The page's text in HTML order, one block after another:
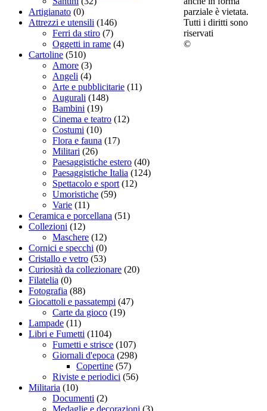
Artigianato (0)
Attrezzi e utensili (146)
Ferri da stiro (7)
Oggetti in rame (4)
Cartoline (510)
Amore (3)
Angeli (4)
Arte e pubblicitarie (11)
Augurali (148)
Bambini (19)
Cinema e teatro (12)
Costumi (10)
Flora e fauna (17)
Militari (26)
Paesaggistiche estero (40)
Paesaggistiche Italia (124)
Spettacolo e sport (12)
Umoristiche (59)
Varie (11)
Ceramica e porcellana (51)
Collezioni (12)
Maschere (12)
Cornici e specchi (0)
Cristallo e vetro (53)
Curiosità da collezionare (20)
Filatelia (0)
Fotografia (88)
Giocattoli e passatempi (47)
Carte da gioco (19)
Lampade (11)
Libri e Fumetti (1104)
Fumetti e strisce (107)
Giornali d'epoca (298)
Copertine (57)
Riviste e periodici (56)
Militaria (10)
Documenti (2)
parziale è vietata.
Tutti i diritti sono
riservati
©